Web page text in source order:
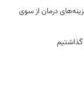
درمان از سوی